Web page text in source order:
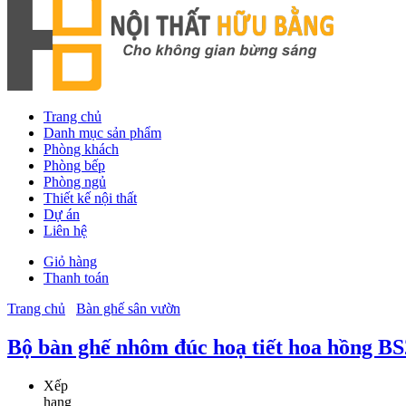
Trang chủ
Danh mục sản phẩm
Phòng khách
Phòng bếp
Phòng ngủ
Thiết kế nội thất
Dự án
Liên hệ
Giỏ hàng
Thanh toán
Trang chủ
Bàn ghế sân vườn
Bộ bàn ghế nhôm đúc hoạ tiết hoa hồng
Xếp
hạng